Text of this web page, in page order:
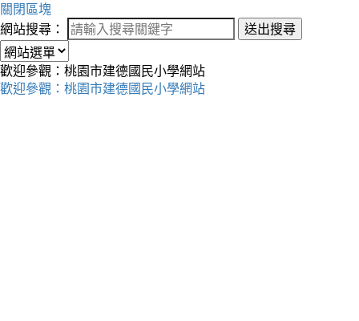
關閉區塊
網站搜尋：
送出搜尋
歡迎參觀：桃園市建德國民小學網站
歡迎參觀：桃園市建德國民小學網站